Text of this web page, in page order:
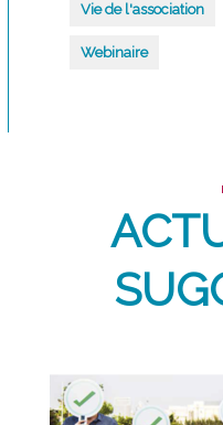
Vie de l'association
Webinaire